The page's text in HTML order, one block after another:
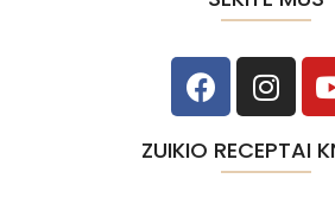
ZUIKIO RECEPTAI